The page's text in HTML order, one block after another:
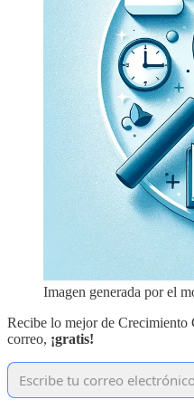
Imagen generada por el
Recibe lo mejor de Crecimiento
correo, ¡gratis!